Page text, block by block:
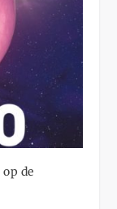
op de